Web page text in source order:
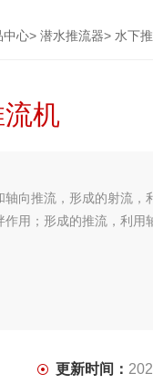
中心> 潜水推流器> 水下
机
向推流，形成的射流，
用；形成的推流，利用
更新时间：